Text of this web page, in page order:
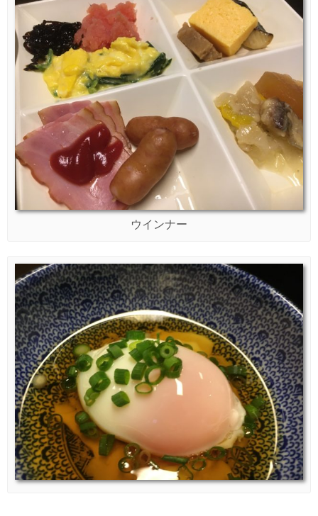
ウインナー